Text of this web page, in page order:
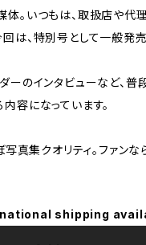
体。いつもは、取扱店や代
は、特別号として一般発売
ーのインタビューなど、
容になっています。
写真集クオリティ。ファン
shipping